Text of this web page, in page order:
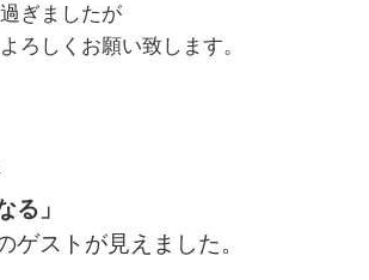
ぎましたが
ろしくお願い致します。
る」
ゲストが見えました。